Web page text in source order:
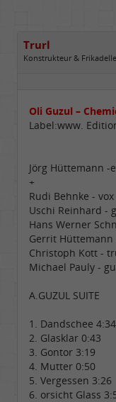
Trurl
Konstrukteur &
Oli Guzul –
Label:www.
Jörg Hüttemann -
+
Rudi Behnke - vox
Uschi Reinhard -
Hans Werner
Gerrit Hüttemann
Christoph Kott -
Michael Pauly -
A.GUZUL SUITE
1. Dandschee 4:34
2. Glasklar 0:43
3. Gontor 3:19
4. Mutter 0:50
5. Vergessen 3:26
6. orsicht Glass